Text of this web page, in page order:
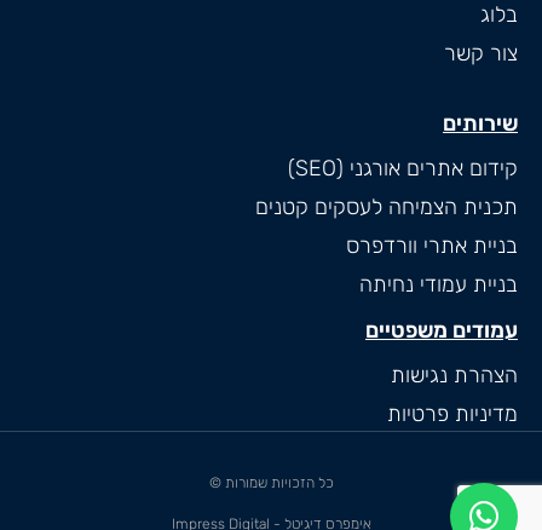
בלוג
צור קשר
שירותים
קידום אתרים אורגני (SEO)
תכנית הצמיחה לעסקים קטנים
בניית אתרי וורדפרס
בניית עמודי נחיתה
עמודים משפטיים
הצהרת נגישות
מדיניות פרטיות
כל הזכויות שמורות ©
אימפרס דיגיטל - Impress Digital